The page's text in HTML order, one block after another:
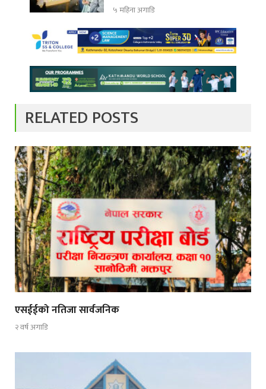
५ महिना अगाडि
RELATED POSTS
एसईईको नतिजा सार्वजनिक
२ वर्ष अगाडि